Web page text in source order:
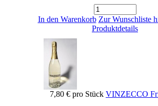
In den Warenkorb Zur Wunschliste
Produktdetails
7,80 € pro Stück VINZECCO